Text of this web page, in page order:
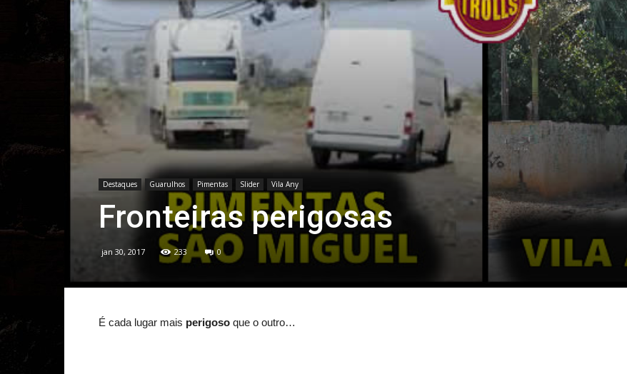
Destaques Guarulhos Pimentas Slider Vila Any
Fronteiras perigosas
jan 30, 2017 233 0
É cada lugar mais perigoso que o outro…